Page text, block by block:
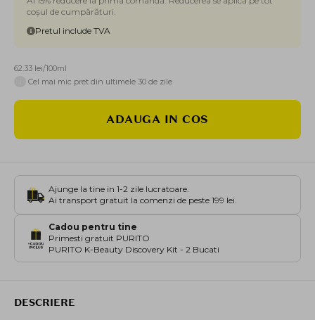
coșul de cumpărături.
Pretul include TVA
62.33 lei/100ml
Cel mai mic pret din ultimele 30 de zile
ADAUGA IN COS
Ajunge la tine in 1-2 zile lucratoare.
Ai transport gratuit la comenzi de peste 199 lei.
Cadou pentru tine
Primesti gratuit PURITO
PURITO K-Beauty Discovery Kit - 2 Bucati
DESCRIERE